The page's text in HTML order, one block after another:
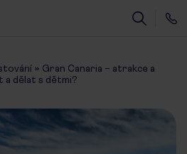
» Gran Canaria – atrakce a
a dělat s dětmi?